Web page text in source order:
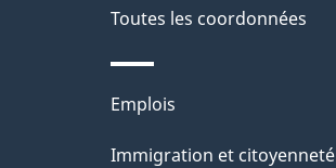
Toutes les coordonnées
Thèmes
et
Emplois
Immigration et citoyenneté